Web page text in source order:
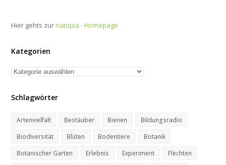
Hier gehts zurnatopia - Homepage
Kategorien
Kategorien
Schlagwörter
Artenvielfalt Bestäuber Bienen
Bildungsradio
Biodiversität
Blüten Bodentiere
Botanik
Botanischer Garten
Erlebnis Experiment
Flechten